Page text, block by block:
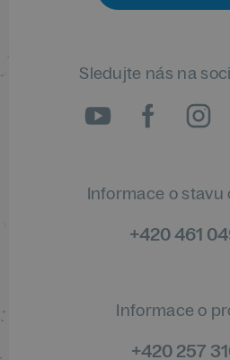
Sledujte nás na
Informace o stavu
+420 461
Informace o
+420 257